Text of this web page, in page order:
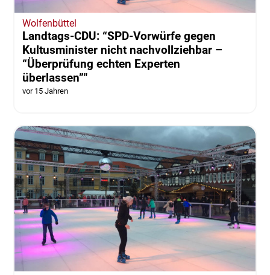
Wolfenbüttel
Landtags-CDU: “SPD-Vorwürfe gegen
Kultusminister nicht nachvollziehbar –
“Überprüfung echten Experten
überlassen”"
vor 15 Jahren